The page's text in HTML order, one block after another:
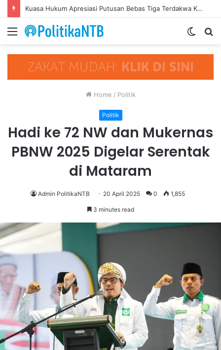
Kuasa Hukum Apresiasi Putusan Bebas Tiga Terdakwa Kasus Gratifikasi DPRD NTB, Ajak Semua Pihak Hormati Supremasi Hukum
Menu
Switch
Home / Politik
Politik
Hadi ke 72 NW dan Mukernas
PBNW 2025 Digelar Serentak
di Mataram
Admin PolitikaNTB 20 April 2025 0 1,855
3 minutes read